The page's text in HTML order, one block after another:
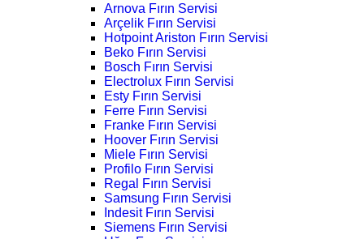
Arnova Fırın Servisi
Arçelik Fırın Servisi
Hotpoint Ariston Fırın Servisi
Beko Fırın Servisi
Bosch Fırın Servisi
Electrolux Fırın Servisi
Esty Fırın Servisi
Ferre Fırın Servisi
Franke Fırın Servisi
Hoover Fırın Servisi
Miele Fırın Servisi
Profilo Fırın Servisi
Regal Fırın Servisi
Samsung Fırın Servisi
Indesit Fırın Servisi
Siemens Fırın Servisi